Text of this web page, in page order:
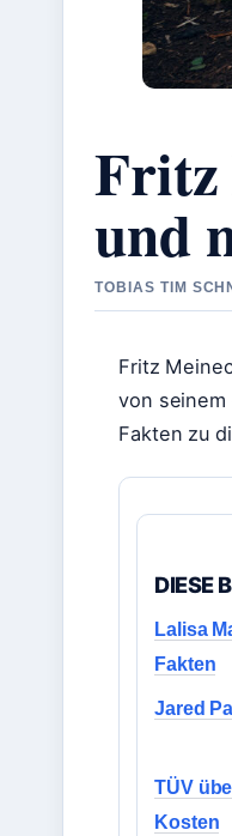
Fritz
und
TOBIAS TIM
Fritz
von
Fakten zu
DIESE
Lalisa
Fakten
Jared
TÜV
Kosten